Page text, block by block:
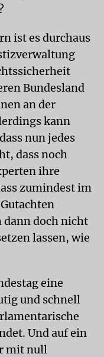
ist es durchaus
Bundesland
an der
kann
nun jedes
dass noch
ihre
zumindest im
dann doch nicht
lassen, wie
eine
und schnell
Und auf ein
mit null